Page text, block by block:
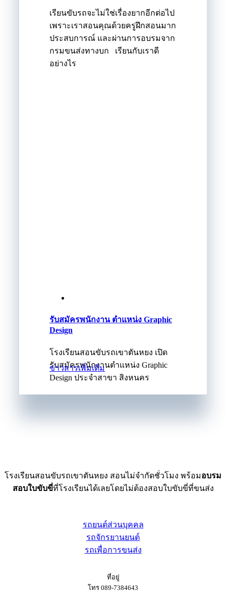
เรียนขับรถจะไม่ใช่เรื่องยากอีกต่อไป
เพราะเราสอนคุณด้วยครูฝึกสอนมาก
ประสบการณ์ และผ่านการอบรมจาก
กรมขนส่งทางบก เรียนกับเราดี
อย่างไร
รับสมัครพนักงาน ตำแหน่ง Graphic
Design
โรงเรียนสอนขับรถเขาตันหยง เปิด
รับสมัครพนักงานตำแหน่ง Graphic
Design ประจำสาขา สิงหนคร
ข่าวสารเพิ่มเติม
โรงเรียนสอนขับรถเขาตันหยง สอนไม่จำกัดชั่วโมง พร้อมอบรม
สอบใบขับขี่ที่โรงเรียนได้เลยโดยไม่ต้องสอบใบขับขี่ที่ขนส่ง
รถยนต์ส่วนบุคคล
รถจักรยานยนต์
รถเพื่อการขนส่ง
ที่อยู่
โทร 089-7384643